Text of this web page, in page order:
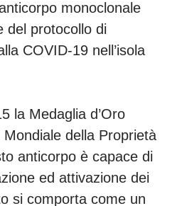
monoclonale
del protocollo di
COVID-19 nell’isola
la Medaglia d’Oro
Mondiale della Proprietà
anticorpo è capace di
ed attivazione dei
si comporta come un